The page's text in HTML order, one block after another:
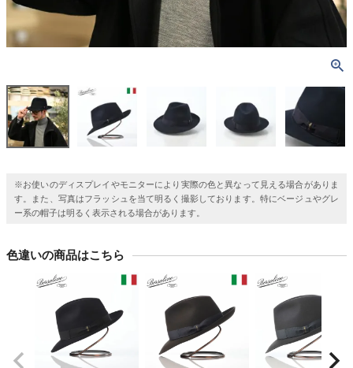
※お使いのディスプレイやモニターにより実際の色と異なって見える場合がありま
す。また、写真はフラッシュを当て明るく撮影しております。特にベージュやグレ
ー系の帽子は明るく表示される場合があります。
色違いの商品はこちら